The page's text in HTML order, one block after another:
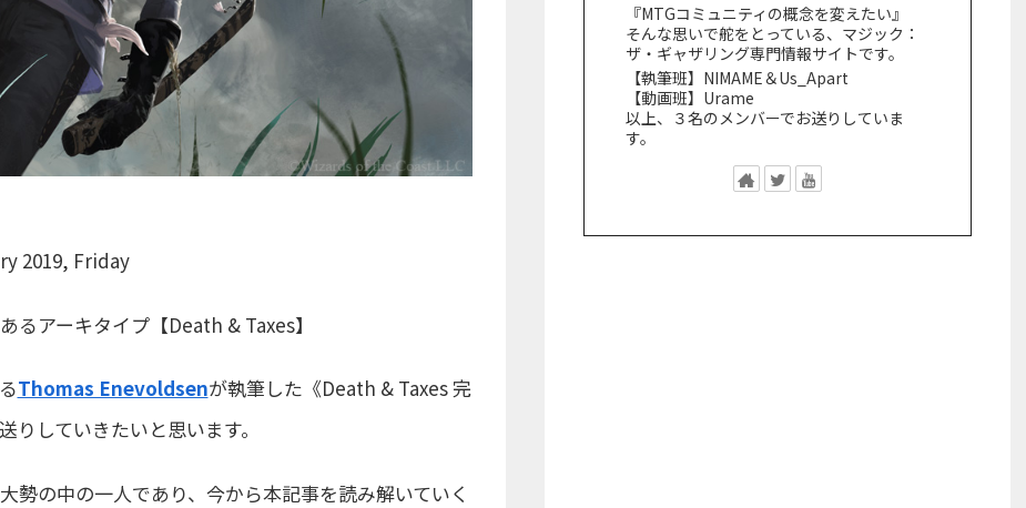
2019, Friday
るアーキタイプ【Death & Taxes】
Thomas Enevoldsenが執筆した《Death & Taxes 完
していきたいと思います。
勢の中の一人であり、今から本記事を読み解いていく
『MTGコミュニティの概念を変えたい』
そんな思いで舵をとっている、マジック：
ザ・ギャザリング専門情報サイトです。
【執筆班】NIMAME＆Us_Apart
【動画班】Urame
以上、３名のメンバーでお送りしていま
す。